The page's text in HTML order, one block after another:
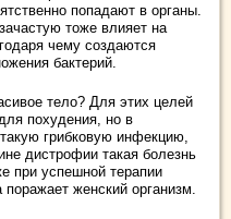
попадают в органы.
тоже влияет на
чему создаются
бактерий.
тело? Для этих целей
похудения, но в
грибковую инфекцию,
дистрофии такая болезнь
при успешной терапии
женский организм.